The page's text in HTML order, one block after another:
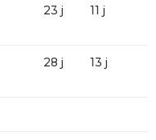
23 j 11 j
28 j 13 j